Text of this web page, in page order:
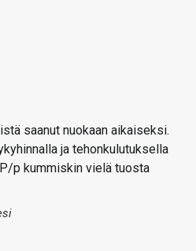
saanut nuokaan aikaiseksi.
ja tehonkulutuksella
p kummiskin vielä tuosta